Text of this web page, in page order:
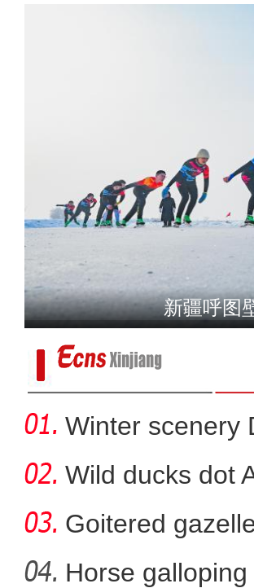
新疆乌什发生
新疆呼图
Winter scenery
Wild ducks dot
Goitered
Horse